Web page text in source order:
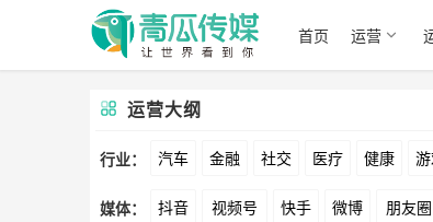
首页 运营
运营大纲
行业： 汽车 金融 社交 医疗 健康
文娱 跨境 科技 广告 元宇宙
媒体： 抖音 视频号 快手 微博 朋友圈